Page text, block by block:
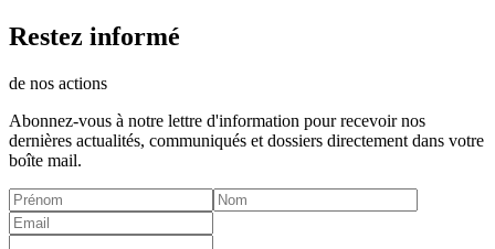
Restez informé
de nos actions
Abonnez-vous à notre lettre d'information pour recevoir nos
dernières actualités, communiqués et dossiers directement dans votre
boîte mail.